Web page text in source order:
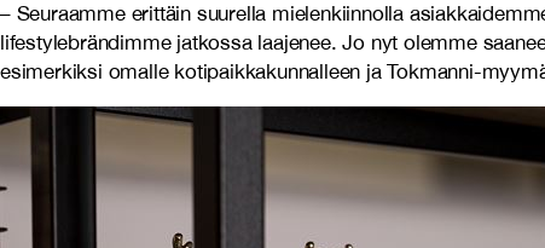
– Seuraamme erittäin suurella mielenkiinnolla
lifestylebrändimme jatkossa laajenee. Jo nyt olemme
esimerkiksi omalle kotipaikkakunnalleen ja Tokmanni-